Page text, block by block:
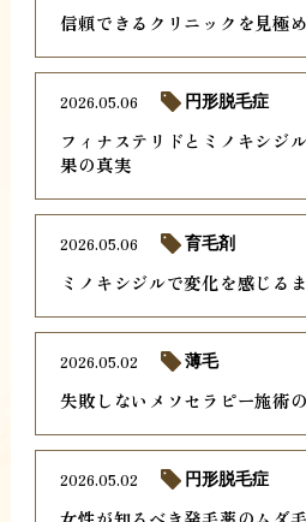
信頼できるクリニックを見極
フィナステリドとミノキシジ
果の真実
2026.05.06 円形脱毛症
ミノキシジルで変化を感じる
2026.05.06 育毛剤
失敗しないメソセラピー施術
2026.05.02 薄毛
2026.05.02 円形脱毛症